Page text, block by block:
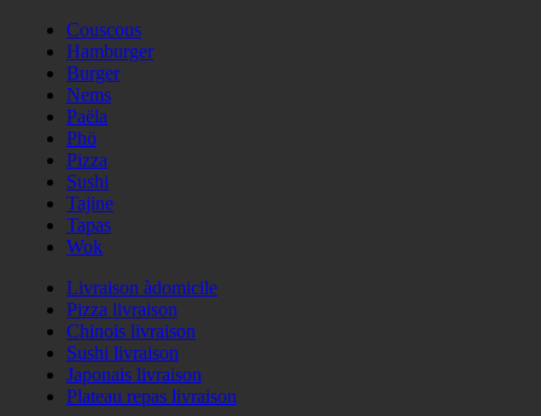
Couscous
Hamburger
Burger
Nems
Paëla
Phö
Pizza
Sushi
Tajine
Tapas
Wok
Livraison àdomicile
Pizza livraison
Chinois livraison
Sushi livraison
Japonais livraison
Plateau repas livraison